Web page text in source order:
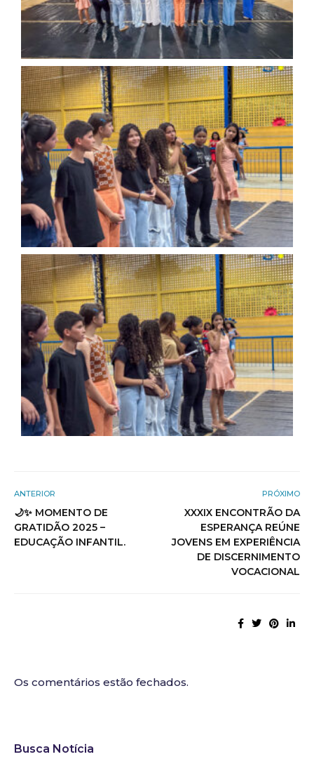
ANTERIOR
🌙✨ MOMENTO DE
GRATIDÃO 2025 –
EDUCAÇÃO INFANTIL.
PRÓXIMO
XXXIX ENCONTRÃO DA
ESPERANÇA REÚNE
JOVENS EM EXPERIÊNCIA
DE DISCERNIMENTO
VOCACIONAL
Os comentários estão fechados.
Busca Notícia